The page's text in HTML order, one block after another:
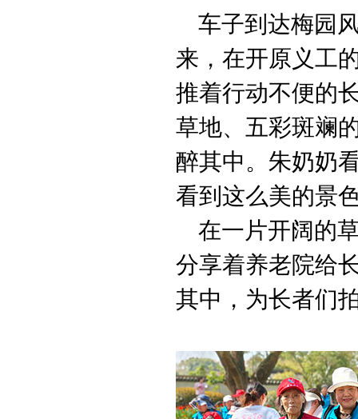
车子到达梅园
来，在开原义工
推着行动不便的
草地、五彩斑斓
醉其中。朱奶奶
看到这么美的景
在一片开阔的
分享着养老院给
其中，为长者们